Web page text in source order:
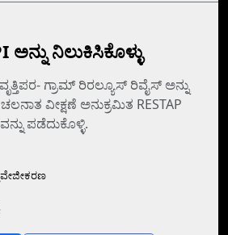
ಅನ್ನು ನಿಲುಕಿಸಿಕೊಳ್ಳು
ಗ್ರಾಮ್ ರಿರಲ್ಯೂಸ್ ರಿವೈಸ್‌ ಅನ್ನು
ವೀಕ್ಷಣೆ ಅನುಕ್ರಮಿತ RESTAP
ಪಡೆದುಕೊಳ್ಳಿ.